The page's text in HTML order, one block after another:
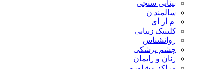
بینایی سنجی
سالمندان
ام آر آی
کلینیک زیبایی
روانشناس
چشم پزشکی
زنان و زایمان